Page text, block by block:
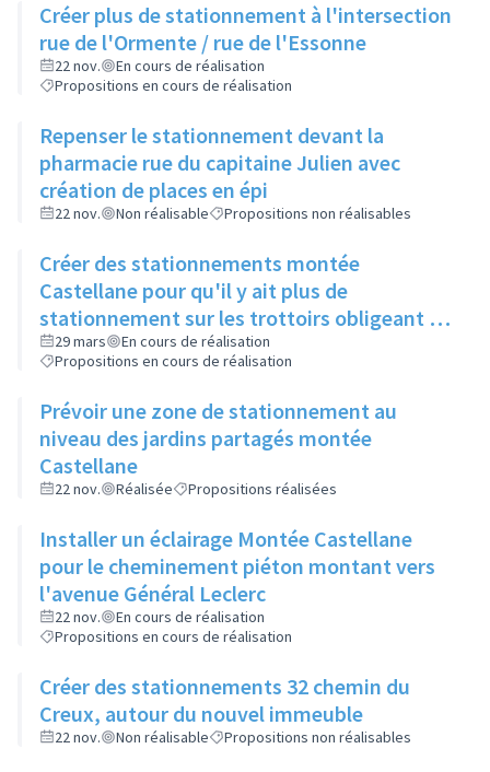
Créer plus de stationnement à l'intersection
rue de l'Ormente / rue de l'Essonne
22 nov.
En cours de réalisation
Propositions en cours de réalisation
Repenser le stationnement devant la
pharmacie rue du capitaine Julien avec
création de places en épi
22 nov. Non réalisable Propositions non réalisables
Créer des stationnements montée
Castellane pour qu'il y ait plus de
stationnement sur les trottoirs obligeant les
piétons à passer sur la route
29 mars
En cours de réalisation
Propositions en cours de réalisation
Prévoir une zone de stationnement au
niveau des jardins partagés montée
Castellane
22 nov. Réalisée Propositions réalisées
Installer un éclairage Montée Castellane
pour le cheminement piéton montant vers
l'avenue Général Leclerc
22 nov.
En cours de réalisation
Propositions en cours de réalisation
Créer des stationnements 32 chemin du
Creux, autour du nouvel immeuble
22 nov. Non réalisable Propositions non réalisables